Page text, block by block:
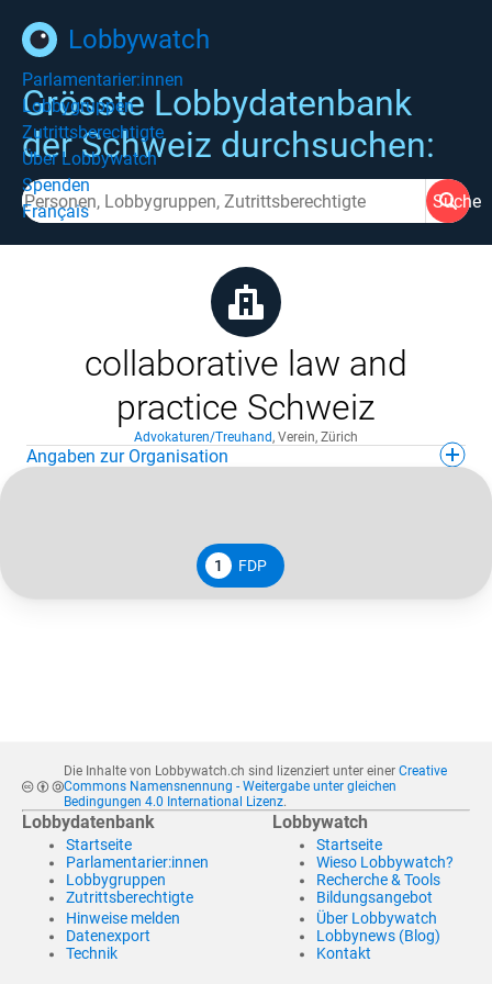
Lobbywatch
Parlamentarier:innen
Lobbygruppen
Zutrittsberechtigte
Über Lobbywatch
Spenden
Français
Grösste Lobbydatenbank
der Schweiz durchsuchen:
Suche
collaborative law and
practice Schweiz
Advokaturen/Treuhand, Verein, Zürich
Angaben zur Organisation
1 FDP
Die Inhalte von Lobbywatch.ch sind lizenziert unter einer Creative
Commons Namensnennung - Weitergabe unter gleichen
Bedingungen 4.0 International Lizenz.
Lobbydatenbank
Startseite
Parlamentarier:innen
Lobbygruppen
Zutrittsberechtigte
Hinweise melden
Datenexport
Technik
Lobbywatch
Startseite
Wieso Lobbywatch?
Recherche & Tools
Bildungsangebot
Über Lobbywatch
Lobbynews (Blog)
Kontakt